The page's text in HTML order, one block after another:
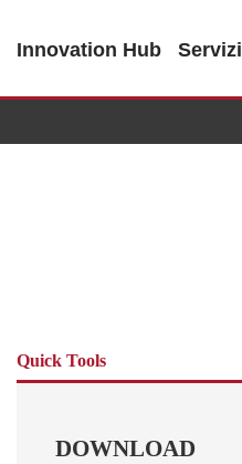
Innovation Hub Servizi
Quick Tools
DOWNLOAD